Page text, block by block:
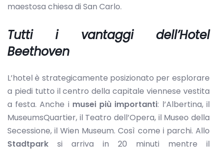
maestosa chiesa di San Carlo.
Tutti i vantaggi dell’Hotel
Beethoven
L’hotel è strategicamente posizionato per esplorare
a piedi tutto il centro della capitale viennese vestita
a festa. Anche i musei più importanti: l’Albertina, il
MuseumsQuartier, il Teatro dell’Opera, il Museo della
Secessione, il Wien Museum. Così come i parchi. Allo
Stadtpark si arriva in 20 minuti mentre il